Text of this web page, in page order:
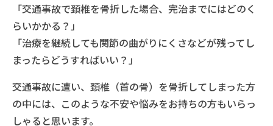
「交通事故で頚椎を骨折した場合、完治までにはどのく
らいかかる？」
「治療を継続しても関節の曲がりにくさなどが残ってし
まったらどうすればいい？」
交通事故に遭い、頚椎（首の骨）を骨折してしまった方
の中には、このような不安や悩みをお持ちの方もいらっ
しゃると思います。